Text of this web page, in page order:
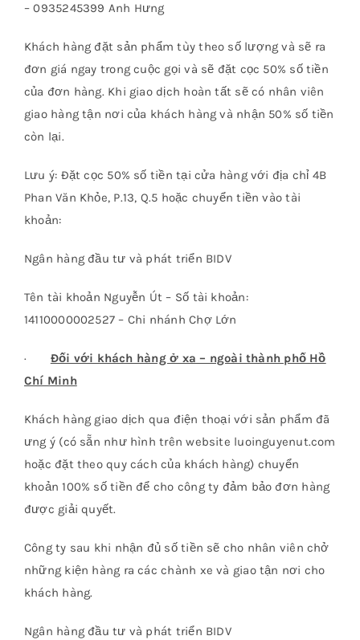
– 0935245399 Anh Hưng
Khách hàng đặt sản phẩm tùy theo số lượng và sẽ ra
đơn giá ngay trong cuộc gọi và sẽ đặt cọc 50% số tiền
của đơn hàng. Khi giao dịch hoàn tất sẽ có nhân viên
giao hàng tận nơi của khách hàng và nhận 50% số tiền
còn lại.
Lưu ý: Đặt cọc 50% số tiền tại cửa hàng với địa chỉ 4B
Phan Văn Khỏe, P.13, Q.5 hoặc chuyển tiền vào tài
khoản:
Ngân hàng đầu tư và phát triển BIDV
Tên tài khoản Nguyễn Út – Số tài khoản:
14110000002527 – Chi nhánh Chợ Lớn
· Đối với khách hàng ở xa – ngoài thành phố Hồ
Chí Minh
Khách hàng giao dịch qua điện thoại với sản phẩm đã
ưng ý (có sẵn như hình trên website luoinguyenut.com
hoặc đặt theo quy cách của khách hàng) chuyển
khoản 100% số tiền để cho công ty đảm bảo đơn hàng
được giải quyết.
Công ty sau khi nhận đủ số tiền sẽ cho nhân viên chở
những kiện hàng ra các chành xe và giao tận nơi cho
khách hàng.
Ngân hàng đầu tư và phát triển BIDV